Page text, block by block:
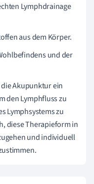
Lymphdrainage
aus dem Körper.
und der
Akupunktur ein
den Lymphfluss zu
Lymphsystems zu
diese Therapieform in
und individuell